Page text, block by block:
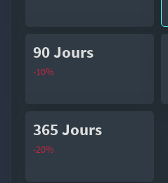
90 Jours
-10%
365 Jours
-20%